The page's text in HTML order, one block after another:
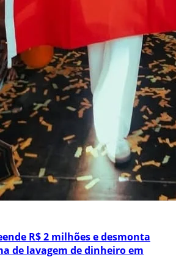
R$ 2 milhões e desmonta
de lavagem de dinheiro em